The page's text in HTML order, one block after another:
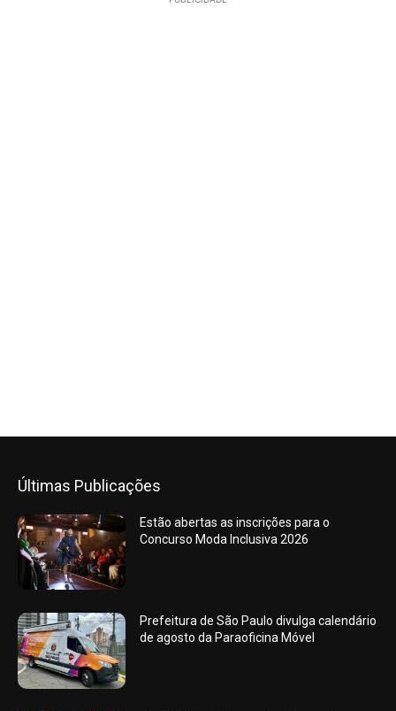
Últimas Publicações
Estão abertas as inscrições para o
Concurso Moda Inclusiva 2026
Prefeitura de São Paulo divulga calendário
de agosto da Paraoficina Móvel